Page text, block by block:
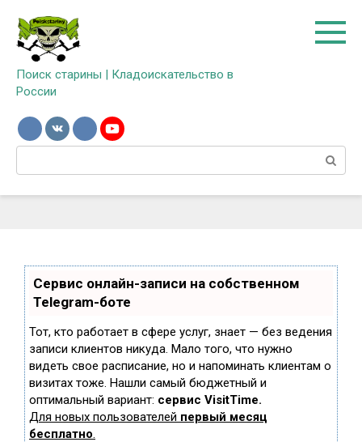
контенту
Поиск старины | Кладоискательство в
России
Сервис онлайн-записи на собственном
Telegram-боте
Тот, кто работает в сфере услуг, знает — без ведения
записи клиентов никуда. Мало того, что нужно
видеть свое расписание, но и напоминать клиентам о
визитах тоже. Нашли самый бюджетный и
оптимальный вариант: сервис VisitTime.
Для новых пользователей первый месяц
бесплатно.